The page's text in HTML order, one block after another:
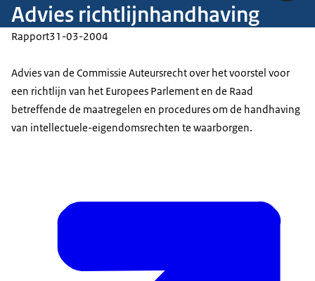
Advies richtlijnhandhaving
Rapport31-03-2004
Advies van de Commissie Auteursrecht over het voorstel voor
een richtlijn van het Europees Parlement en de Raad
betreffende de maatregelen en procedures om de handhaving
van intellectuele-eigendomsrechten te waarborgen.